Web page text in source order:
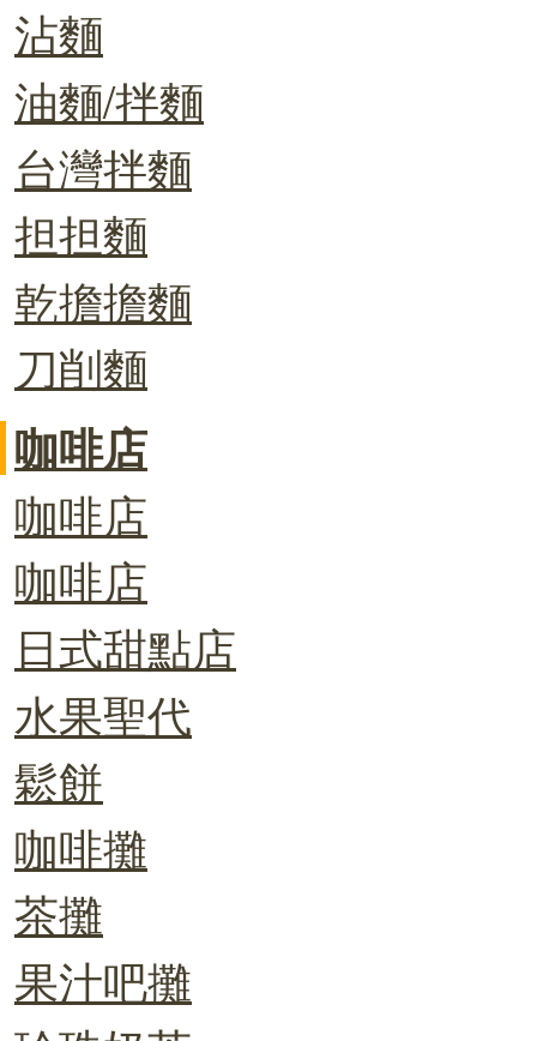
沾麵
油麵/拌麵
台灣拌麵
担担麵
乾擔擔麵
刀削麵
咖啡店
咖啡店
咖啡店
日式甜點店
水果聖代
鬆餅
咖啡攤
茶攤
果汁吧攤